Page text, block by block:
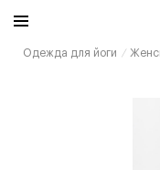
Одежда для йоги